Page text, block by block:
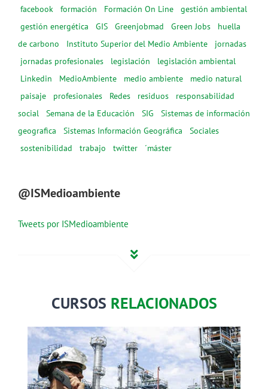
facebook
formación Formación On Line
gestión ambiental
gestión energética
GIS Greenjobmad Green Jobs
huella
de carbono
Instituto Superior del Medio Ambiente
jornadas
jornadas profesionales
legislación
legislación ambiental
Linkedin
MedioAmbiente medio ambiente
medio natural
paisaje
profesionales Redes residuos
responsabilidad
social
Semana de la Educación SIG
Sistemas de información
geografica
Sistemas Información Geográfica
Sociales
sostenibilidad
trabajo twitter ´máster
@ISMedioambiente
Tweets por ISMedioambiente
CURSOS RELACIONADOS